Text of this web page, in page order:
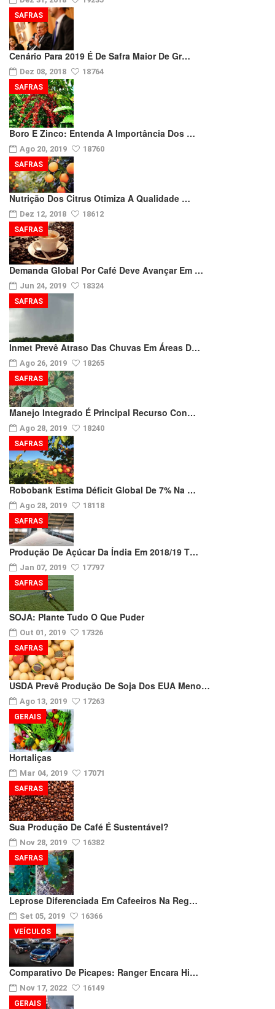
Cenário Para 2019 É De Safra Maior De Gr…
Dez 08, 2018 18764
SAFRAS
Boro E Zinco: Entenda A Importância Dos …
Ago 20, 2019 18760
SAFRAS
Nutrição Dos Citrus Otimiza A Qualidade …
Dez 12, 2018 18612
SAFRAS
Demanda Global Por Café Deve Avançar Em …
Jun 24, 2019 18324
SAFRAS
Inmet Prevê Atraso Das Chuvas Em Áreas D…
Ago 26, 2019 18265
SAFRAS
Manejo Integrado É Principal Recurso Con…
Ago 28, 2019 18240
SAFRAS
Robobank Estima Déficit Global De 7% Na …
Ago 28, 2019 18118
SAFRAS
Produção De Açúcar Da Índia Em 2018/19 T…
Jan 07, 2019 17797
SAFRAS
SOJA: Plante Tudo O Que Puder
Out 01, 2019 17326
SAFRAS
USDA Prevê Produção De Soja Dos EUA Meno…
Ago 13, 2019 17263
SAFRAS
Hortaliças
Mar 04, 2019 17071
GERAIS
Sua Produção De Café É Sustentável?
Nov 28, 2019 16382
SAFRAS
Leprose Diferenciada Em Cafeeiros Na Reg…
Set 05, 2019 16366
SAFRAS
Comparativo De Picapes: Ranger Encara Hi…
Nov 17, 2022 16149
VEÍCULOS
GERAIS